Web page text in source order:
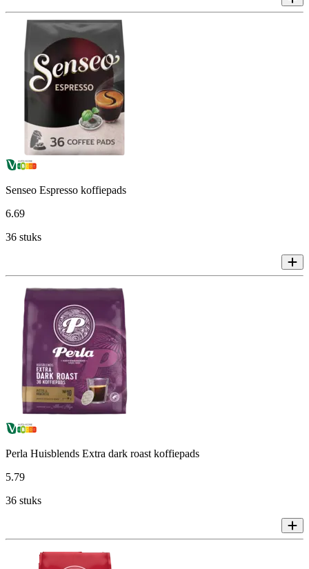
Senseo Espresso koffiepads
6.69
36 stuks
Perla Huisblends Extra dark roast koffiepads
5.79
36 stuks